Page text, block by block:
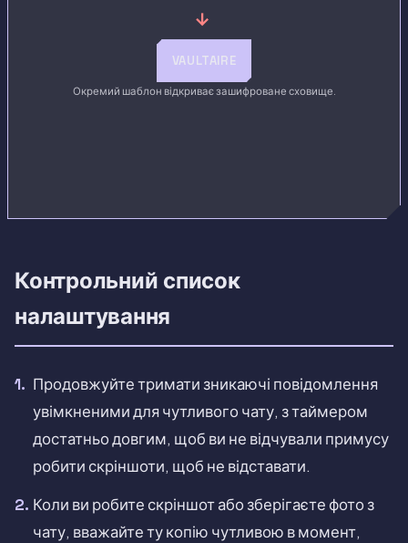
→
VAULTAIRE
Окремий шаблон відкриває зашифроване сховище.
Контрольний список
налаштування
Продовжуйте тримати зникаючі повідомлення
увімкненими для чутливого чату, з таймером
достатньо довгим, щоб ви не відчували примусу
робити скріншоти, щоб не відставати.
Коли ви робите скріншот або зберігаєте фото з
чату, вважайте ту копію чутливою в момент,